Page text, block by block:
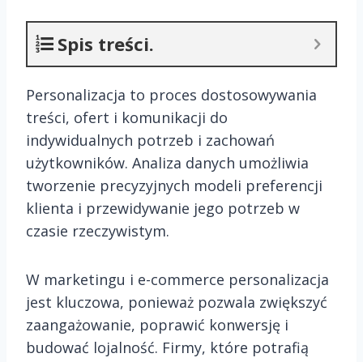
Spis treści.
Personalizacja to proces dostosowywania
treści, ofert i komunikacji do
indywidualnych potrzeb i zachowań
użytkowników. Analiza danych umożliwia
tworzenie precyzyjnych modeli preferencji
klienta i przewidywanie jego potrzeb w
czasie rzeczywistym.
W marketingu i e-commerce personalizacja
jest kluczowa, ponieważ pozwala zwiększyć
zaangażowanie, poprawić konwersję i
budować lojalność. Firmy, które potrafią